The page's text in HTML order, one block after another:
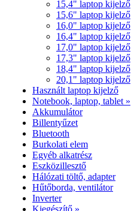
15,4" laptop kijelző
15,6" laptop kijelző
16,0" laptop kijelző
16,4" laptop kijelző
17,0" laptop kijelző
17,3" laptop kijelző
18,4" laptop kijelző
20,1" laptop kijelző
Használt laptop kijelző
Notebook, laptop, tablet »
Akkumulátor
Billentyűzet
Bluetooth
Burkolati elem
Egyéb alkatrész
Eszközillesztő
Hálózati töltő, adapter
Hűtőborda, ventilátor
Inverter
Kiegészítő »